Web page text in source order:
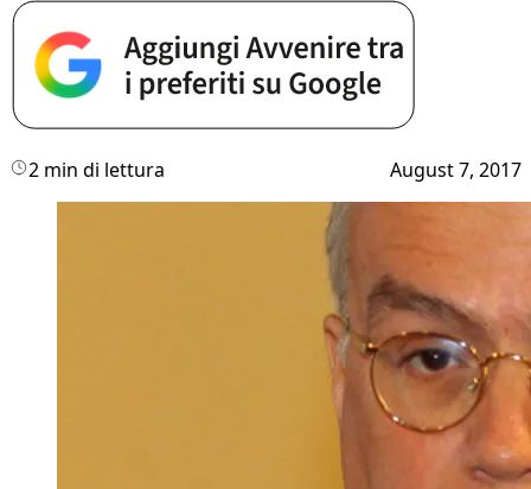
2 min di lettura August 7, 2017